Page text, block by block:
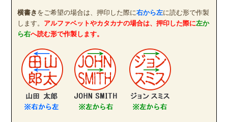
横書き をご希望の場合は、押印した際に右から左に読む形で作製
します。 アルファベットやカタカナの場合は、押印した際に左か
ら右へ読む形で作製します。